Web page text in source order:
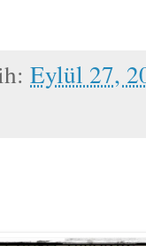
Eylül 27,